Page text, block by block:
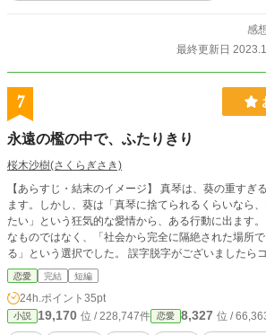
様でも掲載を開始しました。 今後、カクヨム様掲
内容を手直しし、1話ごとの文章量を増やす事でトー
版を、1日に2回のペースで投稿していく予定です。
ませんが、もしよろしければ、カクヨム版の方もご笑覧下さい
にでっち上げた、完全ご都合主義的世界です。細か
幸いです。もし、目に余るような誤字脱字を発見さ
で優しく教えてやって下さい。 ※検討の結果、「ざ
しました。
感
最終更新日
7
永遠の檻の中で、ふたりきり
桜木沙樹(さくらぎさき)
【あらすじ・結末のイメージ】 真琴は、葵の重すぎ
ます。しかし、葵は「真琴に捨てられるくらいなら
たい」という狂気的な愛情から、ある行動に出ます
なものではなく、「社会から完全に隔絶された場所
る」という選択でした。 誤字脱字がございましたらコメントのほうで報告して
くださると助かります。
恋愛 完結 短編
24h.ポイント 35pt
小説 19,170 位 / 228,747件 恋愛 8,327 位 /